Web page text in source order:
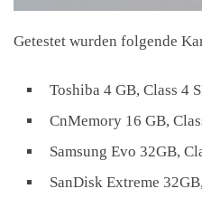
Getestet wurden folgende
Toshiba 4 GB, Class 4
CnMemory 16 GB,
Samsung Evo 32GB,
SanDisk Extreme